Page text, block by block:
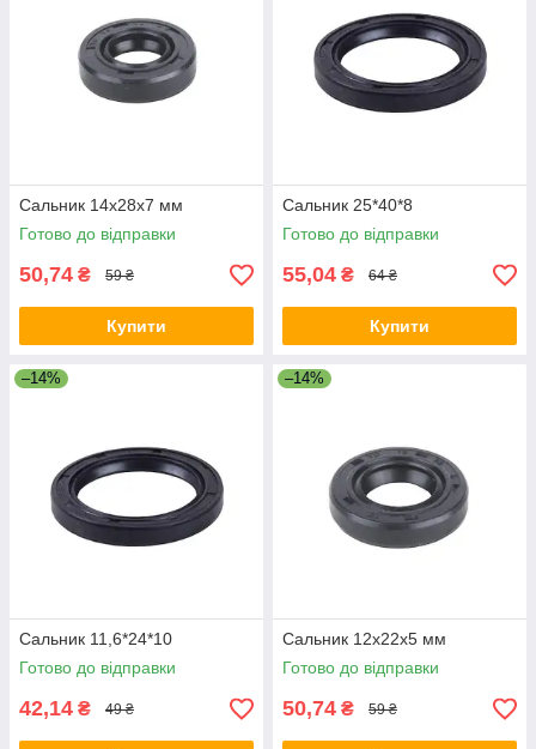
Сальник 14x28x7 мм
Готово до відправки
50,74 ₴ 59 ₴
Купити
Сальник 25*40*8
Готово до відправки
55,04 ₴ 64 ₴
Купити
–14%
Сальник 11,6*24*10
Готово до відправки
42,14 ₴ 49 ₴
–14%
Сальник 12x22x5 мм
Готово до відправки
50,74 ₴ 59 ₴